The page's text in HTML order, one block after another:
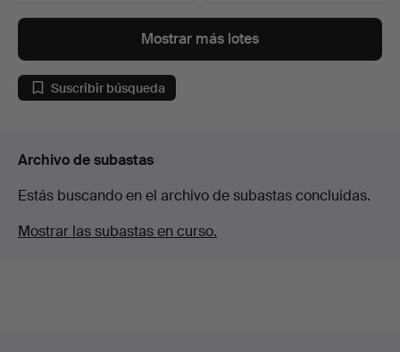
seleccionado
Mostrar más lotes
Suscribir búsqueda
Archivo de subastas
Estás buscando en el archivo de subastas concluidas.
Mostrar las subastas en curso.